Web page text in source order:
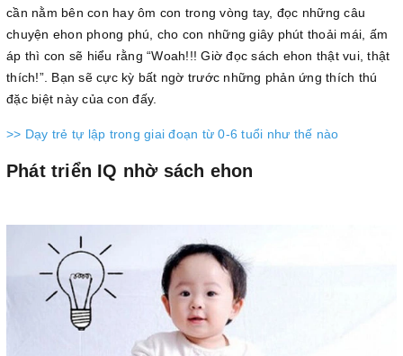
cần nằm bên con hay ôm con trong vòng tay, đọc những câu
chuyện ehon phong phú, cho con những giây phút thoải mái, ấm
áp thì con sẽ hiểu rằng “Woah!!! Giờ đọc sách ehon thật vui, thật
thích!”. Bạn sẽ cực kỳ bất ngờ trước những phản ứng thích thú
đặc biệt này của con đấy.
>> Dạy trẻ tự lập trong giai đoạn từ 0-6 tuổi như thế nào
Phát triển IQ nhờ sách ehon